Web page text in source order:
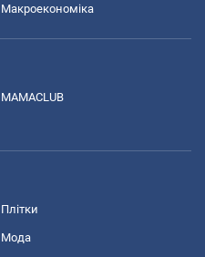
Макроекономіка
MAMACLUB
Плітки
Мода